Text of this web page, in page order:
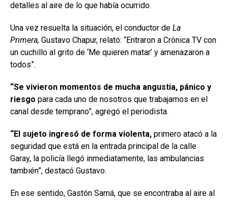
detalles al aire de lo que había ocurrido.
Una vez resuelta la situación, el conductor de La
Primera, Gustavo Chapur, relató: “Entraron a Crónica TV con
un cuchillo al grito de ‘Me quieren matar’ y amenazaron a
todos”.
“Se vivieron momentos de mucha angustia, pánico y
riesgo para cada uno de nosotros que trabajamos en el
canal desde temprano”, agregó el periodista.
“El sujeto ingresó de forma violenta, primero atacó a la
seguridad que está en la entrada principal de la calle
Garay, la policía llegó inmediatamente, las ambulancias
también”, destacó Gustavo.
En ese sentido, Gastón Samá, que se encontraba al aire al